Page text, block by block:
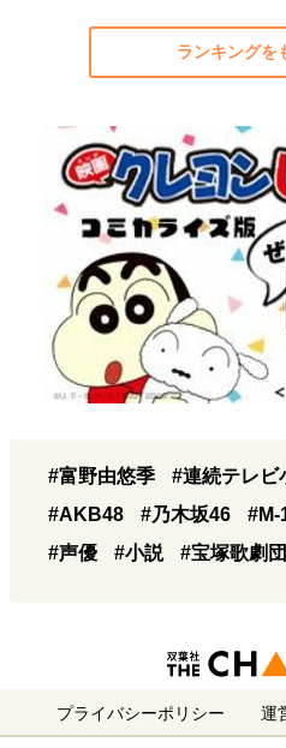
ランキングを
#富野由悠季 #連続テレビ
#AKB48
#乃木坂46 #M-
#声優
#小説 #宝塚歌劇団
プライバシーポリシー 運